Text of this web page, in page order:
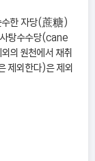
수한 자당(蔗糖)
탕수수당(cane
원천에서 채취
제외한다)은 제외